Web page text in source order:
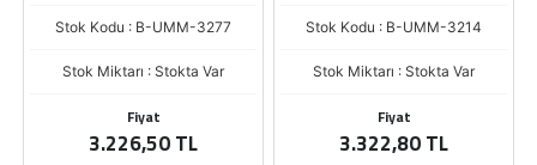
Stok Kodu : B-UMM-3277
Stok Miktarı : Stokta Var
Fiyat
3.226,50 TL
Stok Kodu : B-UMM-3214
Stok Miktarı : Stokta Var
Fiyat
3.322,80 TL